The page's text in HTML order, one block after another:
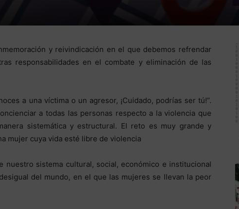
y reivindicación en el que debemos refrendar
responsabilidades en el combate y eliminación de las
a una víctima o un agresor, ¡Cuidado, podrías ser tú!”.
a todas las personas respecto a la violencia que
sistemática y estructural. El reto es muy grande y
mujer cuya vida esté libre de violencia
nuestro sistema cultural, social, económico e institucional
del mundo, en el que las mujeres se llevan la peor